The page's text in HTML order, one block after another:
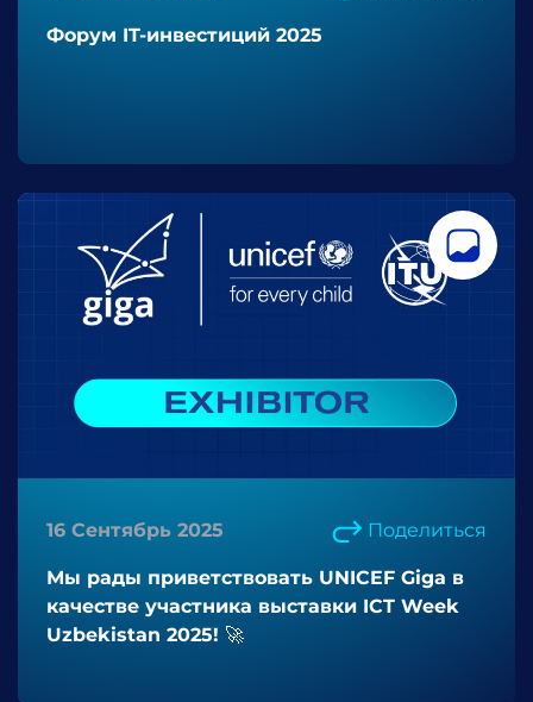
Форум IT-инвестиций 2025
16 Сентябрь 2025 Поделиться
Мы рады приветствовать UNICEF Giga в
качестве участника выставки ICT Week
Uzbekistan 2025! 🚀